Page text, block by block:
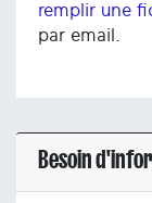
remplir une
par email.
Besoin